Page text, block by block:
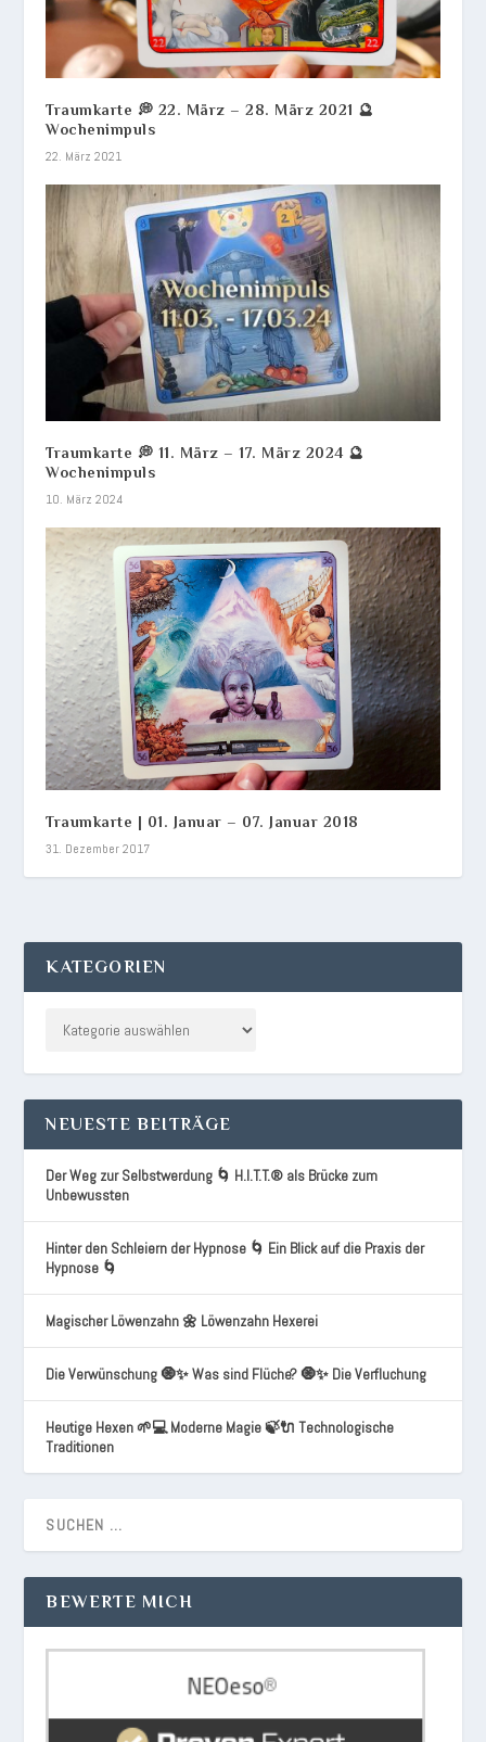
Traumkarte 💭 22. März – 28. März 2021 🔮
Wochenimpuls
22. März 2021
Traumkarte 💭 11. März – 17. März 2024 🔮
Wochenimpuls
10. März 2024
Traumkarte | 01. Januar – 07. Januar 2018
31. Dezember 2017
KATEGORIEN
NEUESTE BEITRÄGE
Der Weg zur Selbstwerdung 🌀 H.I.T.T.® als Brücke zum
Unbewussten
Hinter den Schleiern der Hypnose 🌀 Ein Blick auf die Praxis der
Hypnose 🌀
Magischer Löwenzahn 🌼 Löwenzahn Hexerei
Die Verwünschung 🧿✨ Was sind Flüche? 🧿✨ Die Verfluchung
Heutige Hexen 🌱💻 Moderne Magie 🍃🔌 Technologische
Traditionen
BEWERTE MICH